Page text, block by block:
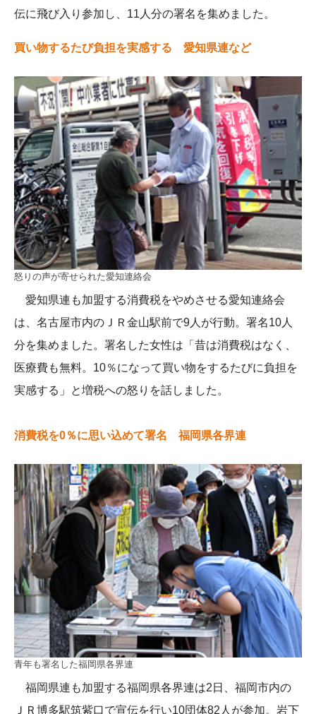
伝に飛び入り参加し、11人分の署名を集めました。
買い物するたび負担を実感する 愛知県連など
怒りの声が寄せられた愛知連絡会
愛知県連も加盟する消費税をやめさせる愛知連絡会
は、名古屋市内のＪＲ金山駅前で9人が行動。署名10人
分を集めました。署名した女性は「昔は消費税はなく、
医療費も無料。10％になって買い物をするたびに負担を
実感する」と増税への怒りを話しました。
消費税を0％に思い込めて署名 福岡県各界連
青年も署名した福岡県各界連
福岡県連も加盟する福岡県各界連は2日、福岡市内の
ＪＲ博多駅筑紫口で宣伝を行い10団体82人が参加。岩下